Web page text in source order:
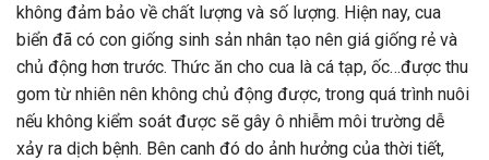
không đảm bảo về chất lượng và số lượng. Hiện nay, cua
biển đã có con giống sinh sản nhân tạo nên giá giống rẻ và
chủ động hơn trước. Thức ăn cho cua là cá tạp, ốc…được thu
gom từ nhiên nên không chủ động được, trong quá trình nuôi
nếu không kiểm soát được sẽ gây ô nhiễm môi trường dễ
xảy ra dịch bệnh. Bên canh đó do ảnh hưởng của thời tiết,